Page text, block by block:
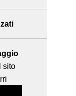
sito